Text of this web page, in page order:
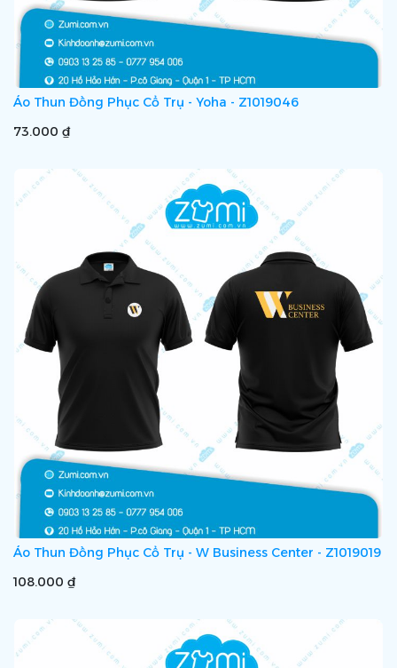
Áo Thun Đồng Phục Cổ Trụ - Yoha - Z1019046
73.000 ₫
Áo Thun Đồng Phục Cổ Trụ - W Business Center - Z1019019
108.000 ₫